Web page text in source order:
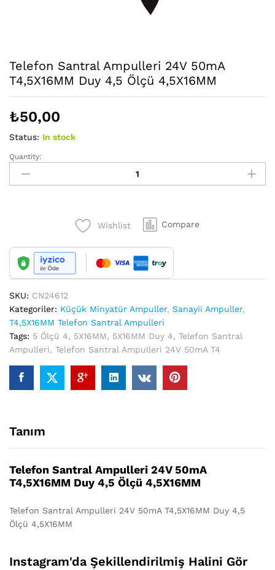
Telefon Santral Ampulleri 24V 50mA
T4,5X16MM Duy 4,5 Ölçü 4,5X16MM
₺50,00
Status: In stock
Telefon
Santral
Ampulleri
Ölçü
4,5X16MM
quantity
Quantity:
Wishlist Compare
SKU: CN24612
Kategoriler: Küçük Minyatür Ampuller, Sanayii Ampuller,
T4,5X16MM Telefon Santral Ampulleri
Tags: 5 Ölçü 4, 5X16MM, 5X16MM Duy 4, Telefon Santral
Ampulleri, Telefon Santral Ampulleri 24V 50mA T4
Tanım
Telefon Santral Ampulleri 24V 50mA
T4,5X16MM Duy 4,5 Ölçü 4,5X16MM
Telefon Santral Ampulleri 24V 50mA T4,5X16MM Duy 4,5
Ölçü 4,5X16MM
Instagram'da Şekillendirilmiş Halini Gör